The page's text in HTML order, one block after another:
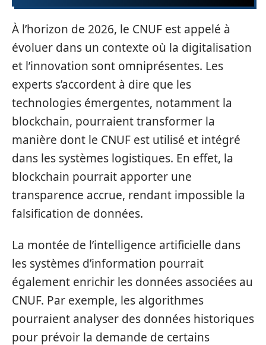
À l’horizon de 2026, le CNUF est appelé à
évoluer dans un contexte où la digitalisation
et l’innovation sont omniprésentes. Les
experts s’accordent à dire que les
technologies émergentes, notamment la
blockchain, pourraient transformer la
manière dont le CNUF est utilisé et intégré
dans les systèmes logistiques. En effet, la
blockchain pourrait apporter une
transparence accrue, rendant impossible la
falsification de données.
La montée de l’intelligence artificielle dans
les systèmes d’information pourrait
également enrichir les données associées au
CNUF. Par exemple, les algorithmes
pourraient analyser des données historiques
pour prévoir la demande de certains